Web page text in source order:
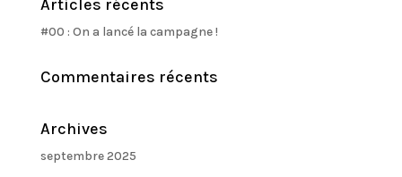
Articles récents
#00 : On a lancé la campagne !
Commentaires récents
Archives
septembre 2025